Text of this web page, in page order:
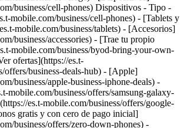
business/cell-phones) Dispositivos - Tipo -
mobile.com/business/cell-phones) - [Tablets y
mobile.com/business/tablets) - [Accesorios]
business/accessories) - [Trae tu propio
mobile.com/business/byod-bring-your-own-
ofertas](https://es.t-
offers/business-deals-hub) - [Apple]
business/apple-business-iphone-deals) -
mobile.com/business/offers/samsung-galaxy-
es.t-mobile.com/business/offers/google-
gratis y con cero de pago inicial]
business/offers/zero-down-phones) -